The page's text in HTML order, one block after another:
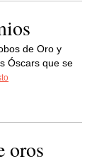
de Oro y
Óscars que se
oros